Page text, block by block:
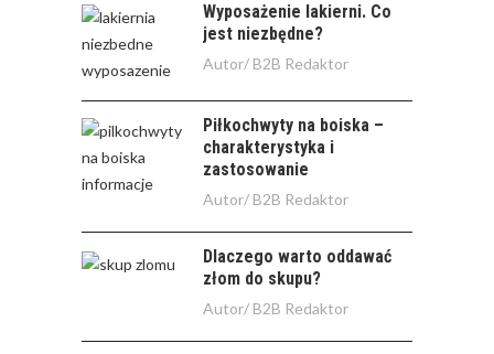
Wyposażenie lakierni. Co
jest niezbędne?
Autor/ B2B Redaktor
Piłkochwyty na boiska –
charakterystyka i
zastosowanie
Autor/ B2B Redaktor
Dlaczego warto oddawać
złom do skupu?
Autor/ B2B Redaktor